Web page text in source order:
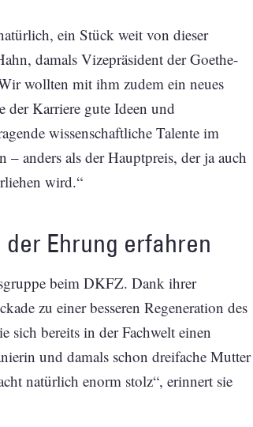
ein Stück weit von dieser
damals Vizepräsident der Goethe-
wollten mit ihm zudem ein neues
der Karriere gute Ideen und
wissenschaftliche Talente im
anders als der Hauptpreis, der ja auch
wird.“
Ehrung erfahren
beim DKFZ. Dank ihrer
zu einer besseren Regeneration des
sich bereits in der Fachwelt einen
und damals schon dreifache Mutter
natürlich enorm stolz“, erinnert sie